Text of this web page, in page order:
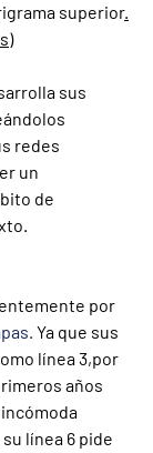
superior.
sus
redes
un
de
por
Ya que sus
línea 3,por
años
línea 6 pide